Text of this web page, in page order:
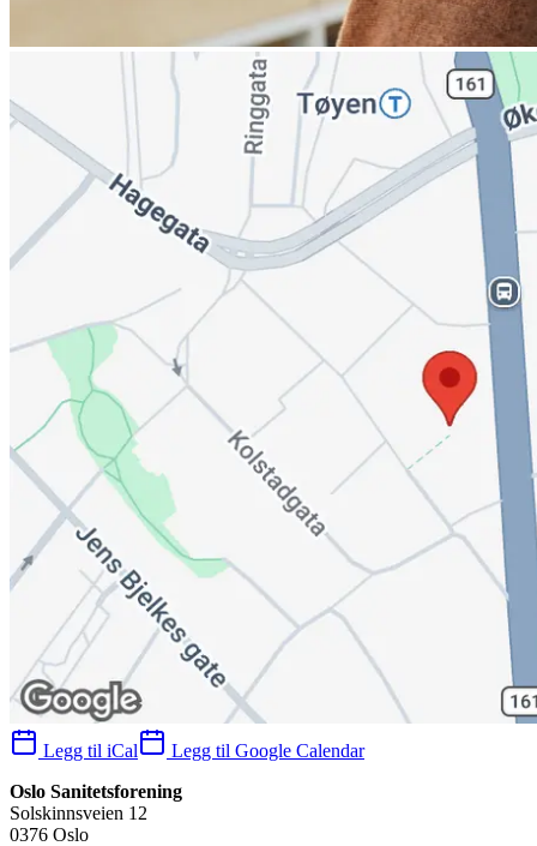
Legg til iCal
Legg til Google Calendar
Oslo Sanitetsforening
Solskinnsveien 12
0376 Oslo